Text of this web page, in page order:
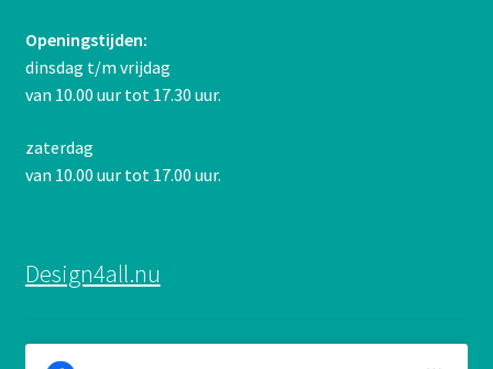
Openingstijden:
dinsdag t/m vrijdag
van 10.00 uur tot 17.30 uur.
zaterdag
van 10.00 uur tot 17.00 uur.
Design4all.nu